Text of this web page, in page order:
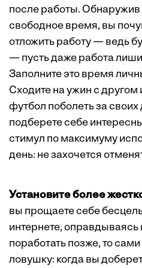
после работы.
свободное время, вы
отложить работу — ведь
— пусть даже работа
Заполните это время
Сходите на ужин с
футбол поболеть за своих
подберете себе
стимул по максимуму
день: не захочется
Установите более
вы прощаете себе
интернете,
поработать позже, то
ловушку: когда вы